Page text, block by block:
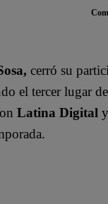
cerró su
el tercer lugar
Latina Digital